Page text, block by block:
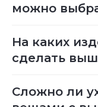
можно
На каких
сделать
Сложно ли